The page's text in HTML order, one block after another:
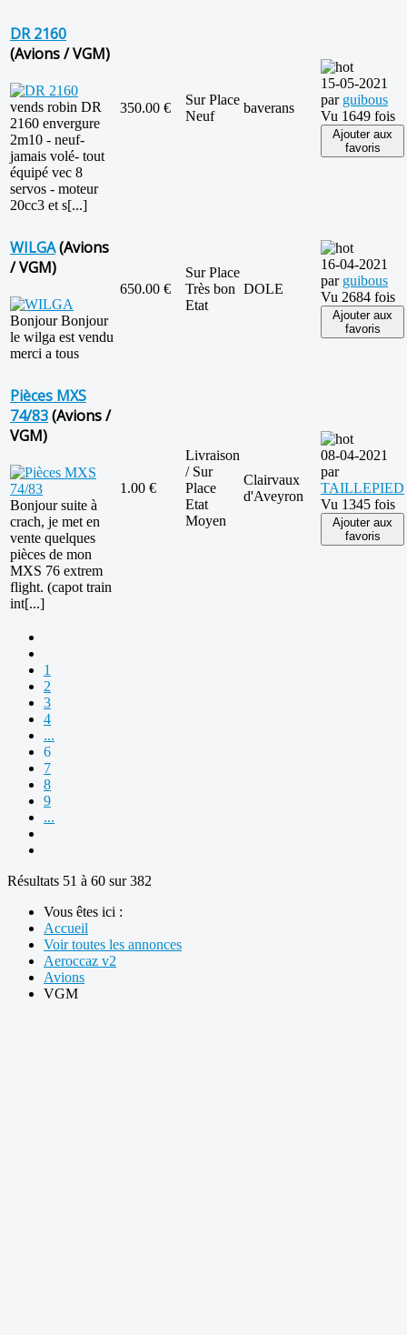
DR 2160
(Avions / VGM)
vends robin DR
2160 envergure
2m10 - neuf-
jamais volé- tout
équipé vec 8
servos - moteur
20cc3 et s[...]
350.00 €
Sur Place
Neuf
baverans
15-05-2021
par guibous
Vu 1649 fois
Ajouter aux
favoris
WILGA(Avions
/ VGM)
Bonjour Bonjour
le wilga est vendu
merci a tous
650.00 €
Sur Place
Très bon
Etat
DOLE
16-04-2021
par guibous
Vu 2684 fois
Ajouter aux
favoris
Pièces MXS
74/83(Avions /
VGM)
Bonjour suite à
crach, je met en
vente quelques
pièces de mon
MXS 76 extrem
flight. (capot train
int[...]
1.00 €
Livraison
/ Sur
Place
Etat
Moyen
Clairvaux
d'Aveyron
08-04-2021
par
TAILLEPIED
Vu 1345 fois
Ajouter aux
favoris
1
2
3
4
...
6
7
8
9
...
Résultats 51 à 60 sur 382
Vous êtes ici :
Accueil
Voir toutes les annonces
Aeroccaz v2
Avions
VGM